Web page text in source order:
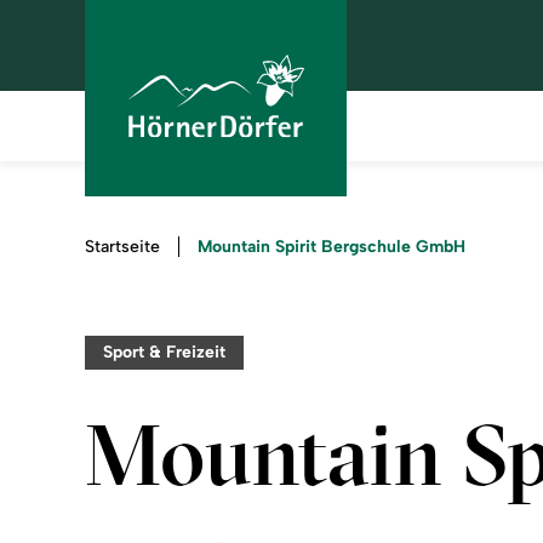
Sie
Startseite Mountain Spirit Bergschule GmbH
Sport & Freizeit
Mountain